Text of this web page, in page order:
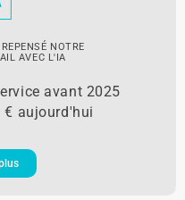
NOTRE
AVEC L'IA
avant 2025
€ aujourd'hui